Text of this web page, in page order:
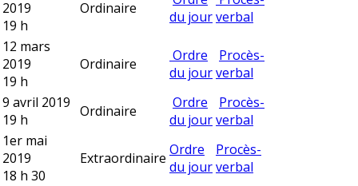
2019
19 h
Ordinaire
du jourverbal
12 mars
2019
19 h
Ordinaire
Ordre
du jour
Procès-
verbal
9 avril 2019
19 h
Ordinaire
Ordre
du jour
Procès-
verbal
1er mai
2019
18 h 30
Extraordinaire Ordre
du jour
Procès-
verbal